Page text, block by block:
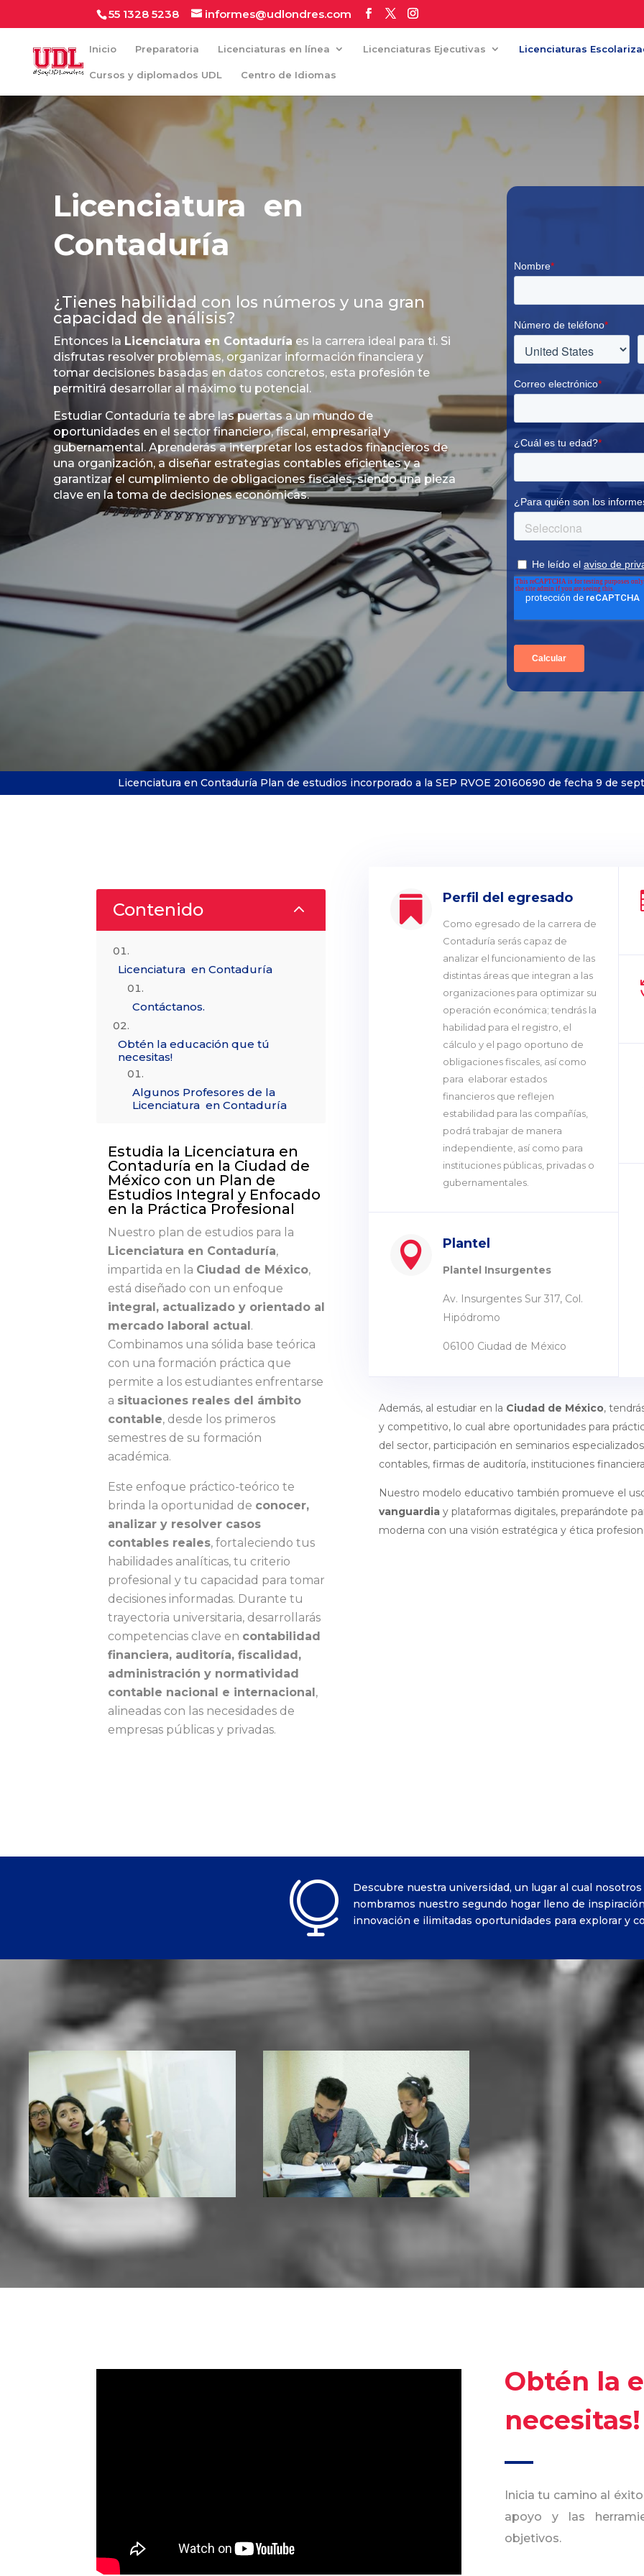
55 1328 5238 informes@udlondres.com
Inicio Preparatoria Licenciaturas en línea Licenciaturas Ejecutivas Licenciaturas
Cursos y diplomados UDL Centro de Idiomas
Licenciatura en
Contaduría
¿Tienes habilidad con los números y una gran
capacidad de análisis?
Entonces la Licenciatura en Contaduría es la carrera ideal para ti. Si
disfrutas resolver problemas, organizar información financiera y
tomar decisiones basadas en datos concretos, esta profesión te
permitirá desarrollar al máximo tu potencial.
Estudiar Contaduría te abre las puertas a un mundo de
oportunidades en el sector financiero, fiscal, empresarial y
gubernamental. Aprenderás a interpretar los estados financieros de
una organización, a diseñar estrategias contables eficientes y a
garantizar el cumplimiento de obligaciones fiscales, siendo una pieza
clave en la toma de decisiones económicas.
Licenciatura en Contaduría Plan de estudios incorporado a la SEP RVOE 20160690 de fecha 9 de
Contenido 2
Licenciatura en Contaduría
Contáctanos.
Obtén la educación que tú
necesitas!
Algunos Profesores de la
Licenciatura en Contaduría
Estudia la Licenciatura en
Contaduría en la Ciudad de
México con un Plan de
Estudios Integral y Enfocado
en la Práctica Profesional
Nuestro plan de estudios para la
Licenciatura en Contaduría,
impartida en la Ciudad de México,
está diseñado con un enfoque
integral, actualizado y orientado al
mercado laboral actual .
Combinamos una sólida base teórica
con una formación práctica que
permite a los estudiantes enfrentarse
a situaciones reales del ámbito
contable, desde los primeros
semestres de su formación
académica.
Este enfoque práctico-teórico te
brinda la oportunidad de conocer,
analizar y resolver casos
contables reales, fortaleciendo tus
habilidades analíticas, tu criterio
profesional y tu capacidad para tomar
decisiones informadas. Durante tu
trayectoria universitaria, desarrollarás
competencias clave en contabilidad
financiera, auditoría, fiscalidad,
administración y normatividad
contable nacional e internacional ,
alineadas con las necesidades de
empresas públicas y privadas.
 Perfil del egresado
Como egresado de la carrera de
Contaduría serás capaz de
analizar el funcionamiento de las
distintas áreas que integran a las
organizaciones para optimizar su
operación económica; tendrás la
habilidad para el registro, el
cálculo y el pago oportuno de
obligaciones fiscales, así como
para elaborar estados
financieros que reflejen
estabilidad para las compañías,
podrá trabajar de manera
independiente, así como para
instituciones públicas, privadas o
gubernamentales.
 Plantel
Plantel Insurgentes
Av. Insurgentes Sur 317, Col.
Hipódromo
06100 Ciudad de México
Además, al estudiar en la Ciudad de México,
y competitivo, lo cual abre oportunidades para
del sector, participación en seminarios
contables, firmas de auditoría, instituciones
Nuestro modelo educativo también promueve el
vanguardiay plataformas digitales, preparándote
moderna con una visión estratégica y ética

Descubre nuestra universidad, un lugar al cual nosotros
nombramos nuestro segundo hogar lleno de
innovación e ilimitadas oportunidades para explorar y
Obtén la
necesitas!
Inicia tu camino al
apoyo y las
objetivos.